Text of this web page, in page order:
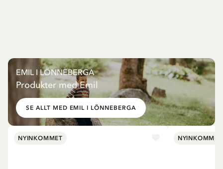
EMIL I LÖNNEBERGA
Produkter med Emil
SE ALLT MED EMIL I LÖNNEBERGA
NYINKOMMET NYINKOMMET